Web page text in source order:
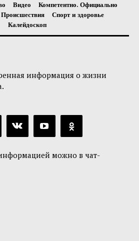
Видео
Компетентно. Официально
Происшествия
Спорт и здоровье
Калейдоскоп
информация о жизни
можно в чат-